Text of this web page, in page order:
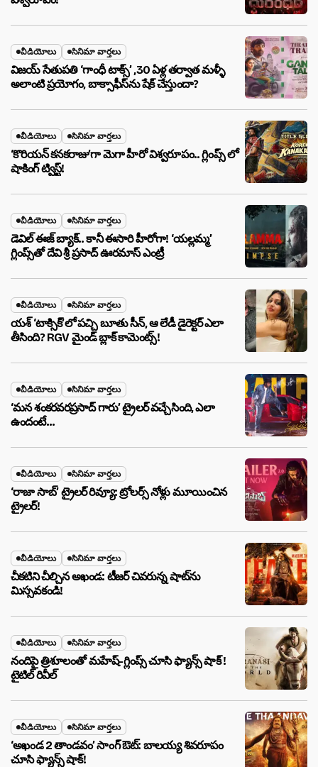
వీడియోలు సినిమా వార్తలు
విజయ్ సేతుపతి ‘గాంధీ టాక్స్’ ,30 ఏళ్ల తర్వాత మళ్ళీ
అలాంటి ప్రయోగం, బాక్సాఫీస్‌ను షేక్ చేస్తుందా?
వీడియోలు సినిమా వార్తలు
‘కొరియన్ కనకరాజు’గా మెగా హీరో విశ్వరూపం.. గ్లింప్స్ లో
షాకింగ్ ట్విస్ట్!
వీడియోలు సినిమా వార్తలు
డెవిల్ ఈజ్ బ్యాక్.. కానీ ఈసారి హీరోగా! ‘యల్లమ్మ’
గ్లింప్స్‌తో దేవి శ్రీ ప్రసాద్ ఊరమాస్ ఎంట్రీ
వీడియోలు సినిమా వార్తలు
యశ్ ‘టాక్సిక్’లో పచ్చి బూతు సీన్, ఆ లేడీ డైరెక్టర్ ఎలా
తీసింది? RGV మైండ్ బ్లాక్ కామెంట్స్!
వీడియోలు సినిమా వార్తలు
‘మన శంకరవరప్రసాద్ గారు’ ట్రైలర్ వచ్చేసింది, ఎలా
ఉందంటే…
వీడియోలు సినిమా వార్తలు
‘రాజా సాబ్’ ట్రైలర్ రివ్యూ: ట్రోలర్స్ నోళ్లు మూయించిన
ట్రైలర్!
వీడియోలు సినిమా వార్తలు
చీకటిని చీల్చిన అఖండ: టీజర్ చివరున్న షాట్‌ను
మిస్సవకండి!
వీడియోలు సినిమా వార్తలు
నందిపై త్రిశూలంతో మహేష్-గ్లింప్స్ చూసి ఫ్యాన్స్ షాక్ !
టైటిల్ రివీల్
వీడియోలు సినిమా వార్తలు
‘అఖండ 2 తాండవం’ సాంగ్ ఔట్: బాలయ్య శివరూపం
చూసి ఫ్యాన్స్ షాక్!